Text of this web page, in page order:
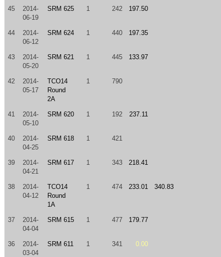
45
2014-
06-19
SRM 625 1 242 197.50
44
2014-
06-12
SRM 624 1 440 197.35
43
2014-
05-20
SRM 621 1 445 133.97
42
2014-
05-17
TCO14
Round
2A
1 790
41
2014-
05-10
SRM 620 1 192 237.11
40
2014-
04-25
SRM 618 1 421
39
2014-
04-21
SRM 617 1 343 218.41
38
2014-
04-12
TCO14
Round
1A
1 474 233.01 340.83
37
2014-
04-04
SRM 615 1 477 179.77
36
2014-
03-04
SRM 611 1 341 0.00